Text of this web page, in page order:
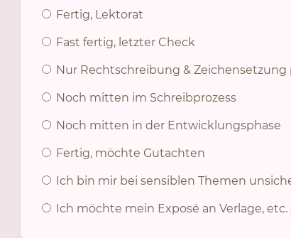
Fertig, Lektorat
Fast fertig, letzter Check
Nur Rechtschreibung & Zeichensetzung
Noch mitten im Schreibprozess
Noch mitten in der Entwicklungsphase
Fertig, möchte Gutachten
Ich bin mir bei sensiblen Themen
Ich möchte mein Exposé an Verlage,